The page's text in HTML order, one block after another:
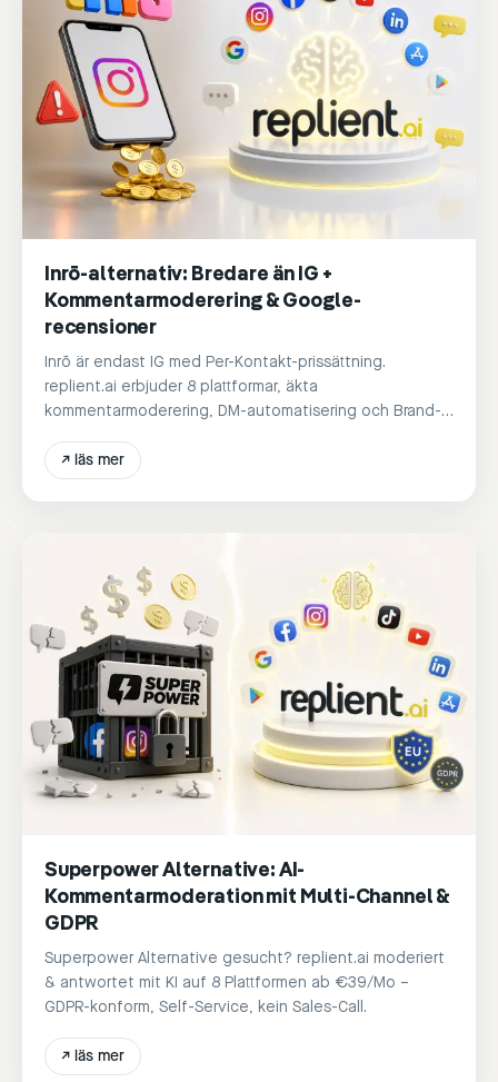
Inrō-alternativ: Bredare än IG +
Kommentarmoderering & Google-
recensioner
Inrō är endast IG med Per-Kontakt-prissättning.
replient.ai erbjuder 8 plattformar, äkta
kommentarmoderering, DM-automatisering och Brand-
↗ läs mer
Superpower Alternative: AI-
Kommentarmoderation mit Multi-Channel &
GDPR
Superpower Alternative gesucht? replient.ai moderiert
& antwortet mit KI auf 8 Plattformen ab €39/Mo –
GDPR-konform, Self-Service, kein Sales-Call.
↗ läs mer